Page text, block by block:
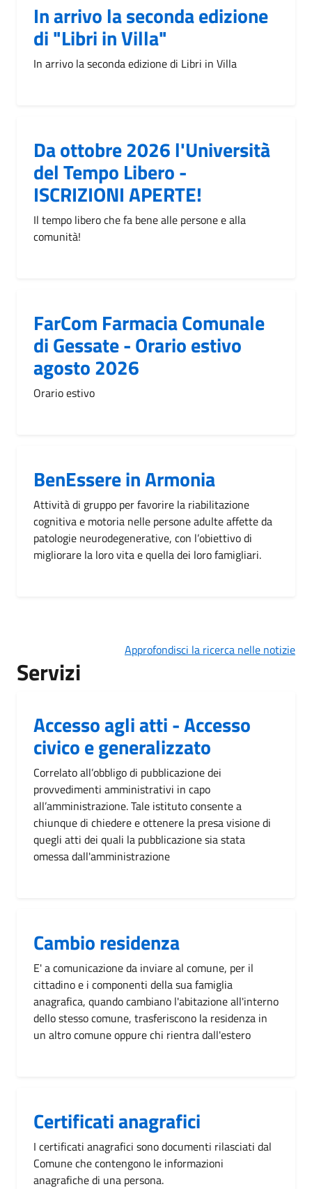
In arrivo la seconda edizione
di "Libri in Villa"
In arrivo la seconda edizione di Libri in Villa
Da ottobre 2026 l'Università
del Tempo Libero -
ISCRIZIONI APERTE!
Il tempo libero che fa bene alle persone e alla
comunità!
FarCom Farmacia Comunale
di Gessate - Orario estivo
agosto 2026
Orario estivo
BenEssere in Armonia
Attività di gruppo per favorire la riabilitazione
cognitiva e motoria nelle persone adulte affette da
patologie neurodegenerative, con l’obiettivo di
migliorare la loro vita e quella dei loro famigliari.
Approfondisci la ricerca nelle notizie
Servizi
Accesso agli atti - Accesso
civico e generalizzato
Correlato all’obbligo di pubblicazione dei
provvedimenti amministrativi in capo
all’amministrazione. Tale istituto consente a
chiunque di chiedere e ottenere la presa visione di
quegli atti dei quali la pubblicazione sia stata
omessa dall'amministrazione
Cambio residenza
E' a comunicazione da inviare al comune, per il
cittadino e i componenti della sua famiglia
anagrafica, quando cambiano l'abitazione all'interno
dello stesso comune, trasferiscono la residenza in
un altro comune oppure chi rientra dall'estero
Certificati anagrafici
I certificati anagrafici sono documenti rilasciati dal
Comune che contengono le informazioni
anagrafiche di una persona.